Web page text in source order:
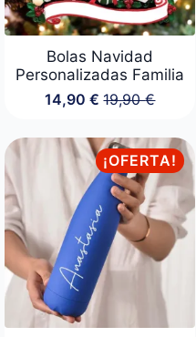
Bolas Navidad
Personalizadas Familia
19,90€
El
original
era:
19,90 €.
14,90 € El
actual
es:
14,90 €.
¡OFERTA!